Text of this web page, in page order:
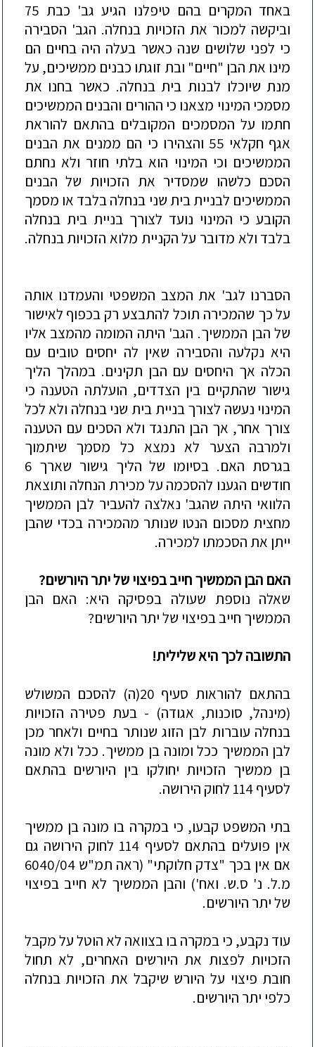
באחד המקרים בהם טיפלנו הגיע גב' כבת 75
וביקשה למכור את הזכויות בנחלה. הגב' הסבירה
כי לפני שלושים שנה כאשר בעלה היה בחיים הם
מינו את הבן "חיים" ובת זוגתו כבנים ממשיכים, על
מנת שיוכלו לבנות בית בנחלה. כאשר בחנו את
מסמכי המינוי מצאנו כי ההורים והבנים הממשיכים
חתמו על המסמכים המקובלים בהתאם להוראת
אגף חקלאי 55 והצהירו כי הם ממנים את הבנים
הממשיכים וכי המינוי הוא בלתי חוזר ולא נחתם
הסכם כלשהו שמסדיר את הזכויות של הבנים
הממשיכים לבניית בית שני בנחלה בלבד או מסמך
הקובע כי המינוי נועד לצורך בניית בית בנחלה
בלבד ולא מדובר על הקניית מלוא הזכויות בנחלה.
הסברנו לגב' את המצב המשפטי והעמדנו אותה
על כך שהמכירה תוכל להתבצע רק בכפוף לאישור
של הבן הממשיך. הגב' היתה המומה מהמצב אליו
היא נקלעה והסבירה שאין לה יחסים טובים עם
הכלה אך היחסים עם הבן תקינים. במהלך הליך
גישור שהתקיים בין הצדדים, הועלתה הטענה כי
המינוי נעשה לצורך בניית בית שני בנחלה ולא לכל
צורך אחר, אך הבן התנגד ולא הסכים עם הטענה
ולמרבה הצער לא נמצא כל מסמך שיתמוך
בגרסת האם. בסיומו של הליך גישור שארך 6
חודשים הגענו להסכמה על מכירת הנחלה ותוצאת
הלוואי היתה שהגב' נאלצה להעביר לבן הממשיך
מחצית מסכום הנטו שנותר מהמכירה בכדי שהבן
ייתן את הסכמתו למכירה.
האם הבן הממשיך חייב בפיצוי של יתר היורשים?
שאלה נוספת שעולה בפסיקה היא: האם הבן
הממשיך חייב בפיצוי של יתר היורשים?
התשובה לכך היא שלילית!
בהתאם להוראות סעיף 20(ה) להסכם המשולש
(מינהל, סוכנות, אגודה) - בעת פטירה הזכויות
בנחלה עוברות לבן הזוג שנותר בחיים ולאחר מכן
לבן הממשיך ככל ומונה בן ממשיך. ככל ולא מונה
בן ממשיך הזכויות יחולקו בין היורשיםבהתאם
לסעיף 114 לחוק הירושה.
בתי המשפט קבעו, כי במקרה בו מונה בן ממשיך
אין פועלים בהתאם לסעיף 114 לחוק הירושה גם
אם אין בכך "צדק חלוקתי" (ראה תמ"ש 6040/04
מ.ל. נ' ס.ש. ואח') והבן הממשיך לא חייב בפיצוי
של יתר היורשים.
עוד נקבע, כי במקרה בו בצוואה לא הוטלעל מקבל
הזכויות לפצות את היורשים האחרים, לא תחול
חובת פיצוי על היורש שיקבל את הזכויות בנחלה
כלפי יתר היורשים.